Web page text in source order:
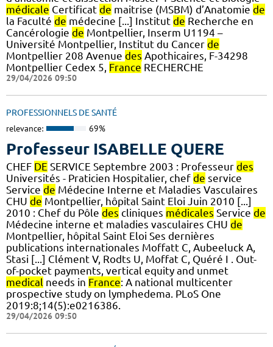
médicale Certificat de maitrise (MSBM) d’Anatomie de
la Faculté de médecine [...] Institut de Recherche en
Cancérologie de Montpellier, Inserm U1194 –
Université Montpellier, Institut du Cancer de
Montpellier 208 Avenue des Apothicaires, F-34298
Montpellier Cedex 5, France RECHERCHE
29/04/2026 09:50
PROFESSIONNELS DE SANTÉ
relevance: 69%
Professeur ISABELLE QUERE
CHEF DE SERVICE Septembre 2003 : Professeur des
Universités - Praticien Hospitalier, chef de service
Service de Médecine Interne et Maladies Vasculaires
CHU de Montpellier, hôpital Saint Eloi Juin 2010 [...]
2010 : Chef du Pôle des cliniques médicales Service de
Médecine interne et maladies vasculaires CHU de
Montpellier, hôpital Saint Eloi Ses dernières
publications internationales Moffatt C, Aubeeluck A,
Stasi [...] Clément V, Rodts U, Moffat C, Quéré I . Out-
of-pocket payments, vertical equity and unmet
medical needs in France: A national multicenter
prospective study on lymphedema. PLoS One
2019:8;14(5):e0216386.
29/04/2026 09:50